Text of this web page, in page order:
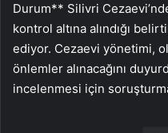
Durum** Silivri
kontrol altına alındığı
ediyor. Cezaevi yönetimi,
önlemler alınacağını
incelenmesi için